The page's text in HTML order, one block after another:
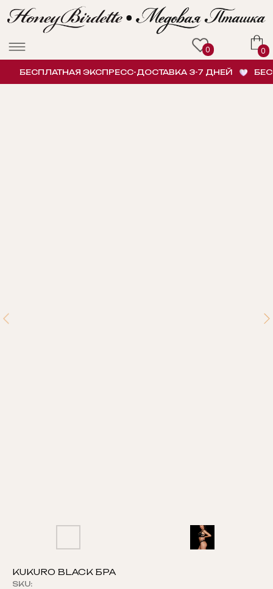
БЕСПЛАТНАЯ ЭКСПРЕСС-ДОСТАВКА 3-7 ДНЕЙ
KUKURO BLACK БРА
SKU: